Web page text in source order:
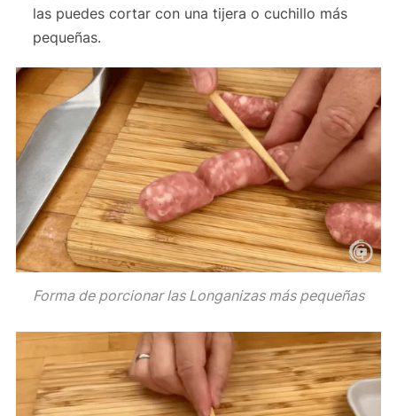
las puedes cortar con una tijera o cuchillo más
pequeñas.
Forma de porcionar las Longanizas más pequeñas